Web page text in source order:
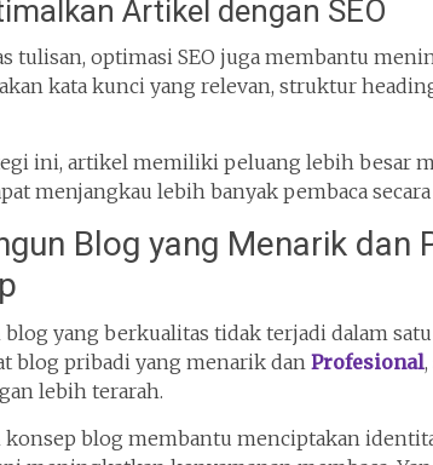
Artikel dengan SEO
tulisan, optimasi SEO juga membantu
kata kunci yang relevan, struktur
ini, artikel memiliki peluang lebih besar
menjangkau lebih banyak pembaca
Blog yang Menarik dan
yang berkualitas tidak terjadi dalam
blog pribadi yang menarik dan Profesional
lebih terarah.
blog membantu menciptakan